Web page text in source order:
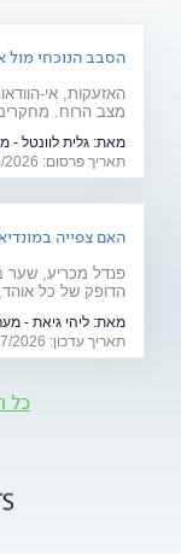
הסבב הנוכחי מול
האזעקות, אי-
מצב הרוח.
מהלב ועד העור,
של מתיחות
מאת: גלית לוונטל -
תאריך פרסום: 08/06/2026
האם צפייה
הדופק של כל
מה באמת קורה
הסיכון ואיך אפשר
מאת: ליהי גיאת -
תאריך עדכון: 07/07/2026
כל